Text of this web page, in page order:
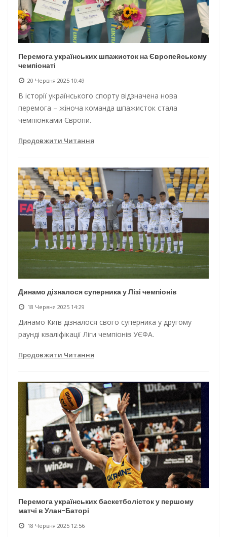
Перемога українських шпажисток на Європейському
чемпіонаті
20 Червня 2025 10:49
В історії українського спорту відзначена нова
перемога – жіноча команда шпажисток стала
чемпіонками Європи.
Продовжити Читання
Динамо дізналося суперника у Лізі чемпіонів
18 Червня 2025 14:29
Динамо Київ дізналося свого суперника у другому
раунді кваліфікації Ліги чемпіонів УЄФА.
Продовжити Читання
Перемога українських баскетболісток у першому
матчі в Улан-Баторі
18 Червня 2025 12:56